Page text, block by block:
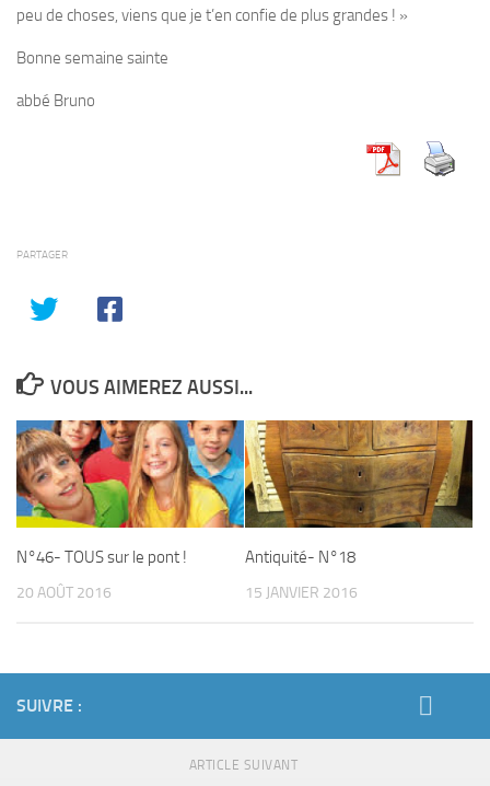
peu de choses, viens que je t’en confie de plus grandes ! »
Bonne semaine sainte
abbé Bruno
PARTAGER
VOUS AIMEREZ AUSSI...
N°46- TOUS sur le pont !
20 AOÛT 2016
Antiquité- N°18
15 JANVIER 2016
SUIVRE :
ARTICLE SUIVANT